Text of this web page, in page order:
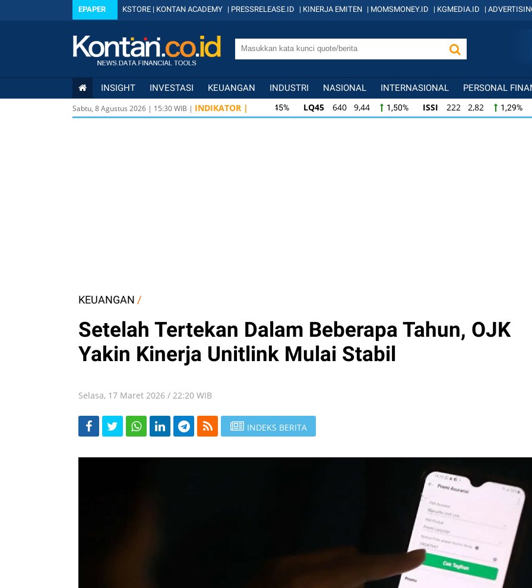
EPAPER KSTORE | KONTAN ACADEMY | PRESSRELEASE.ID | KINERJA EMITEN | MOMSMONEY.ID | KGMEDIA.ID |
INSIGHT INVESTASI KEUANGAN INDUSTRI NASIONAL INTERNASIONAL PERSONAL
Sabtu, 8 Agustus 2026 | 15:30WIB | INDIKATOR | LQ45 640 9,44 1,50% ISSI 222 2,82 1,29%
ISSI
222 2,82 1,29% IDX30 359 5,14 1,45%
KEUANGAN /
Setelah Tertekan Dalam Beberapa Tahun, OJK
Yakin Kinerja Unitlink Mulai Stabil
Selasa, 17 Maret 2026 / 22:20 WIB
INDEKS BERITA